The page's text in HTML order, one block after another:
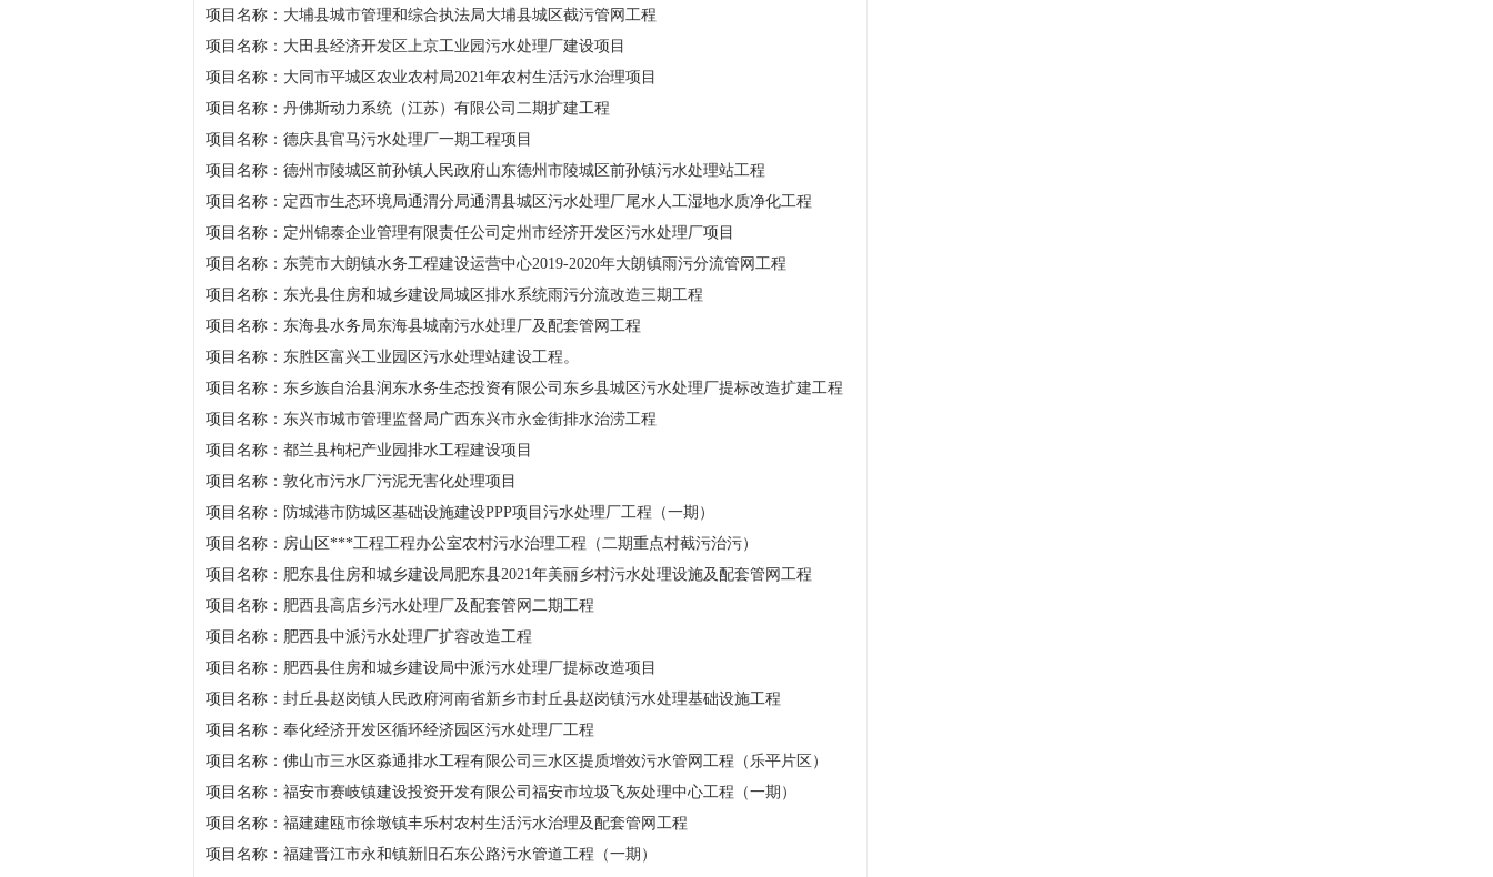
项目名称：大埔县城市管理和综合执法局大埔县城区截污管网工程
项目名称：大田县经济开发区上京工业园污水处理厂建设项目
项目名称：大同市平城区农业农村局2021年农村生活污水治理项目
项目名称：丹佛斯动力系统（江苏）有限公司二期扩建工程
项目名称：德庆县官马污水处理厂一期工程项目
项目名称：德州市陵城区前孙镇人民政府山东德州市陵城区前孙镇污水处理站工程
项目名称：定西市生态环境局通渭分局通渭县城区污水处理厂尾水人工湿地水质净化工程
项目名称：定州锦泰企业管理有限责任公司定州市经济开发区污水处理厂项目
项目名称：东莞市大朗镇水务工程建设运营中心2019-2020年大朗镇雨污分流管网工程
项目名称：东光县住房和城乡建设局城区排水系统雨污分流改造三期工程
项目名称：东海县水务局东海县城南污水处理厂及配套管网工程
项目名称：东胜区富兴工业园区污水处理站建设工程。
项目名称：东乡族自治县润东水务生态投资有限公司东乡县城区污水处理厂提标改造扩建工程
项目名称：东兴市城市管理监督局广西东兴市永金街排水治涝工程
项目名称：都兰县枸杞产业园排水工程建设项目
项目名称：敦化市污水厂污泥无害化处理项目
项目名称：防城港市防城区基础设施建设PPP项目污水处理厂工程（一期）
项目名称：房山区***工程工程办公室农村污水治理工程（二期重点村截污治污）
项目名称：肥东县住房和城乡建设局肥东县2021年美丽乡村污水处理设施及配套管网工程
项目名称：肥西县高店乡污水处理厂及配套管网二期工程
项目名称：肥西县中派污水处理厂扩容改造工程
项目名称：肥西县住房和城乡建设局中派污水处理厂提标改造项目
项目名称：封丘县赵岗镇人民政府河南省新乡市封丘县赵岗镇污水处理基础设施工程
项目名称：奉化经济开发区循环经济园区污水处理厂工程
项目名称：佛山市三水区淼通排水工程有限公司三水区提质增效污水管网工程（乐平片区）
项目名称：福安市赛岐镇建设投资开发有限公司福安市垃圾飞灰处理中心工程（一期）
项目名称：福建建瓯市徐墩镇丰乐村农村生活污水治理及配套管网工程
项目名称：福建晋江市永和镇新旧石东公路污水管道工程（一期）